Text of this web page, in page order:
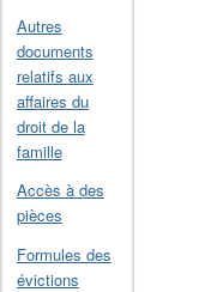
Autres
documents
relatifs aux
affaires du
droit de la
famille
Accès à des
pièces
Formules des
évictions